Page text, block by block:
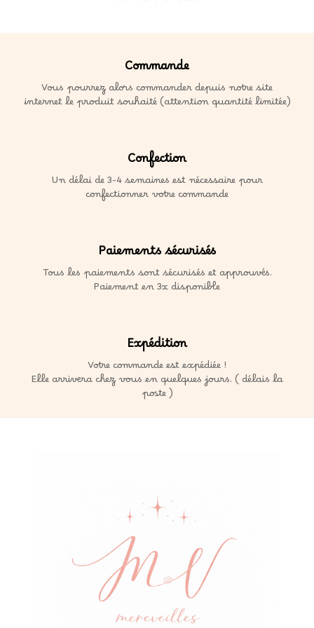
Commande
Vous pourrez alors commander depuis notre site
internet le produit souhaité (attention quantité limitée)
Confection
Un délai de 3-4 semaines est nécessaire pour
confectionner votre commande
Paiements sécurisés
Tous les paiements sont sécurisés et approuvés.
Paiement en 3x disponible
Expédition
Votre commande est expédiée !
Elle arrivera chez vous en quelques jours. ( délais la
poste )